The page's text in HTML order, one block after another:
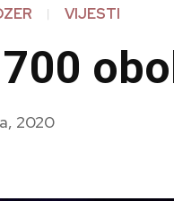
VIJESTI
2020